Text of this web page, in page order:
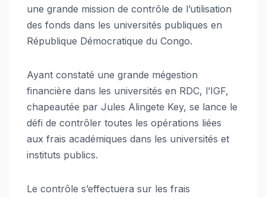
une grande mission de contrôle de l’utilisation
des fonds dans les universités publiques en
République Démocratique du Congo.
Ayant constaté une grande mégestion
financière dans les universités en RDC, l’IGF,
chapeautée par Jules Alingete Key, se lance le
défi de contrôler toutes les opérations liées
aux frais académiques dans les universités et
instituts publics.
Le contrôle s’effectuera sur les frais